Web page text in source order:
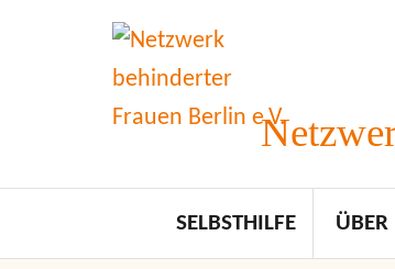
SELBSTHILFE ÜBER